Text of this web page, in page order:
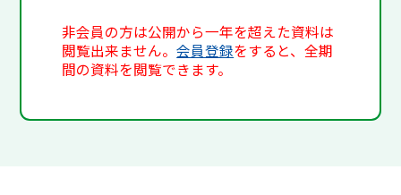
非会員の方は公開から一年を超えた資料は
閲覧出来ません。会員登録をすると、全期
間の資料を閲覧できます。